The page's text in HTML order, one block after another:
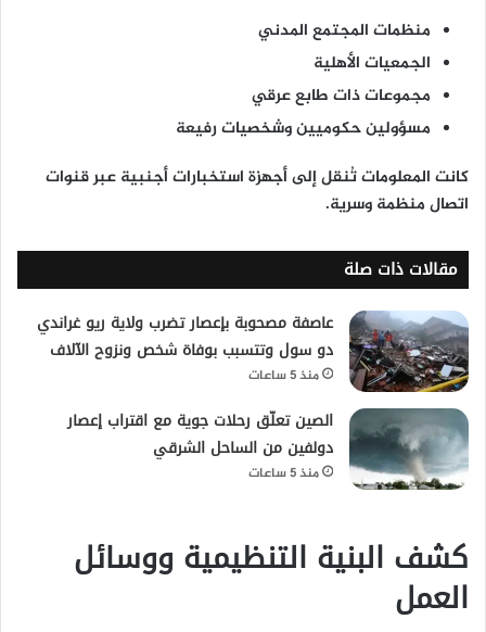
منظمات المجتمع المدني
الجمعيات الأهلية
مجموعات ذات طابع عرقي
مسؤولين حكوميين وشخصيات رفيعة
كانت المعلومات تُنقل إلى أجهزة استخبارات أجنبية عبر قنوات
اتصال منظمة وسرية.
مقالات ذات صلة
عاصفة مصحوبة بإعصار تضرب ولاية ريو غراندي
دو سول وتتسبب بوفاة شخص ونزوح الآلاف
منذ 5 ساعات
الصين تعلّق رحلات جوية مع اقتراب إعصار
دولفين من الساحل الشرقي
منذ 5 ساعات
كشف البنية التنظيمية ووسائل
العمل